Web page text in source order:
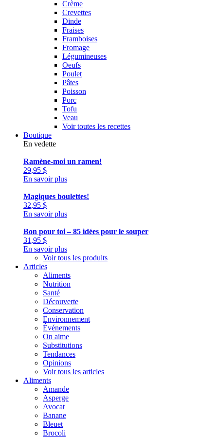
Crème
Crevettes
Dinde
Fraises
Framboises
Fromage
Légumineuses
Oeufs
Poulet
Pâtes
Poisson
Porc
Tofu
Veau
Voir toutes les recettes
Boutique
En vedette
Ramène-moi un ramen!
29,95 $
En savoir plus
Magiques boulettes!
32,95 $
En savoir plus
Bon pour toi – 85 idées pour le souper
31,95 $
En savoir plus
Voir tous les produits
Articles
Aliments
Nutrition
Santé
Découverte
Conservation
Environnement
Événements
On aime
Substitutions
Tendances
Opinions
Voir tous les articles
Aliments
Amande
Asperge
Avocat
Banane
Bleuet
Brocoli